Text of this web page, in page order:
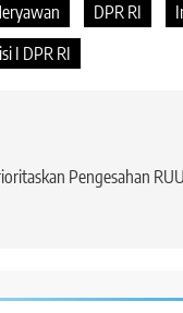
DPR RI
I DPR RI
Pengesahan